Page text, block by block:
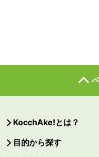
KocchAke!とは？
目的から探す